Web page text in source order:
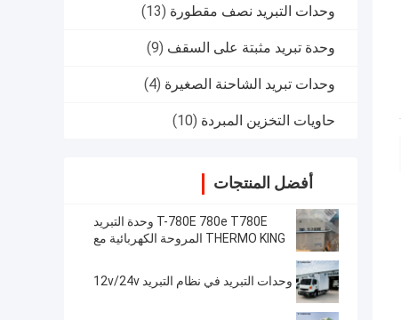
وحدات التبريد نصف مقطورة (13)
وحدة تبريد مثبتة على السقف (9)
وحدات تبريد الشاحنة الصغيرة (4)
حاويات التخزين المبردة (10)
أفضل المنتجات
T-780E 780e T780E وحدة التبريد
THERMO KING المروحة الكهربائية مع
المصنوعة في الصين
وحدات التبريد في نظام التبريد 12v/24v